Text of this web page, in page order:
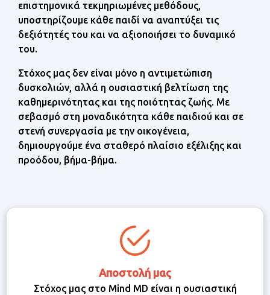
επιστημονικά τεκμηριωμένες μεθόδους,
υποστηρίζουμε κάθε παιδί να αναπτύξει τις
δεξιότητές του και να αξιοποιήσει το δυναμικό
του.
Στόχος μας δεν είναι μόνο η αντιμετώπιση
δυσκολιών, αλλά η ουσιαστική βελτίωση της
καθημερινότητας και της ποιότητας ζωής. Με
σεβασμό στη μοναδικότητα κάθε παιδιού και σε
στενή συνεργασία με την οικογένεια,
δημιουργούμε ένα σταθερό πλαίσιο εξέλιξης και
προόδου, βήμα-βήμα.
Αποστολή μας
Στόχος μας στο Mind MD είναι η ουσιαστική